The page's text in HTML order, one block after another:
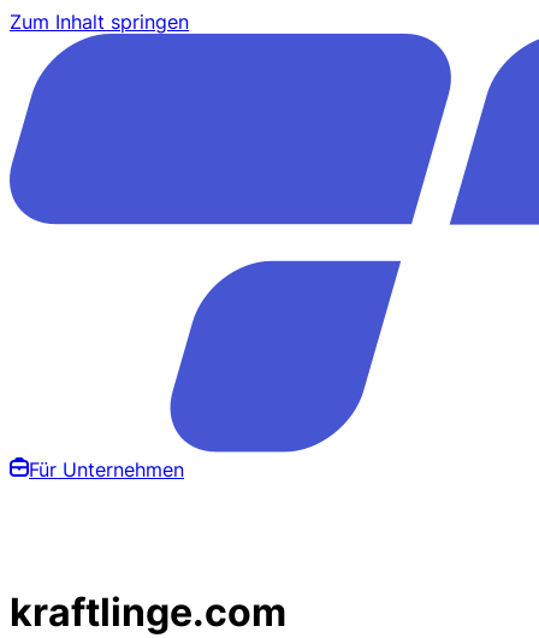
Zum Inhalt springen
Für Unternehmen
kraftlinge.com